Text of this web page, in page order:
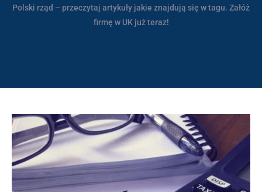
Polski rząd – przeczytaj artykuły jakie znajdują się w tagu. Załóż
firmę w UK już teraz!